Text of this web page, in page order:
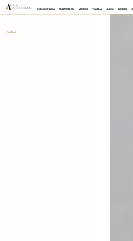
HOLANDINHA AMSTERDAM VIAGEM FAMÍLIA A ANA EBOOK
FAMÍLIA